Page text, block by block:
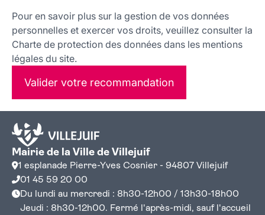
Pour en savoir plus sur la gestion de vos données
personnelles et exercer vos droits, veuillez consulter la
Charte de protection des données dans les mentions
légales du site.
Valider votre recommandation
Mairie de la Ville de Villejuif
1 esplanade Pierre-Yves Cosnier - 94807 Villejuif
01 45 59 20 00
Du lundi au mercredi : 8h30-12h00 / 13h30-18h00
Jeudi : 8h30-12h00. Fermé l'après-midi, sauf l'accueil